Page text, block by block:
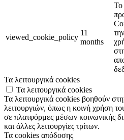
viewed_cookie_policy
11
months
Το
Τα λειτουργικά cookies
Τα λειτουργικά cookies
Τα λειτουργικά cookies βοηθούν
λειτουργιών, όπως η κοινή χρήση
σε πλατφόρμες μέσων κοινωνικής
και άλλες λειτουργίες τρίτων.
Τα cookies απόδοσης